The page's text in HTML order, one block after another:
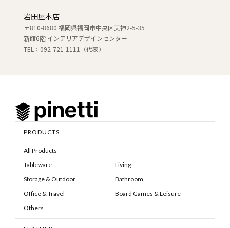
岩田屋本店
〒810-8680 福岡県福岡市中央区天神2-5-35
新館6階 インテリアデザインセンター
TEL：092-721-1111（代表）
PRODUCTS
All Products
Tableware
Living
Storage & Outdoor
Bathroom
Office & Travel
Board Games & Leisure
Others